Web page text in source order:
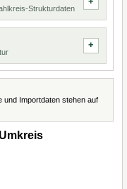
Strukturdaten
und Importdaten stehen auf